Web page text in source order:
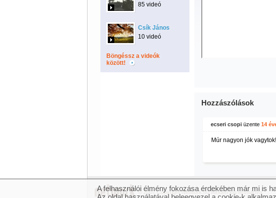
85 videó
Csík János
10 videó
Böngéssz a videók
között!
Hozzászólások
ecseri csopiüzente 14
Múr nagyon jók
© 2007 Copyright Network.hu Minden jog fenntartva.
A felhasználói élmény fokozása érdekében már mi is